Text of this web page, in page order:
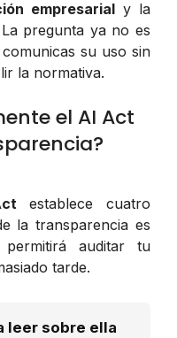
empresarial y la
pregunta ya no es
su uso sin
la normativa.
el AI Act
establece cuatro
la transparencia es
permitirá auditar tu
tarde.
leer sobre ella